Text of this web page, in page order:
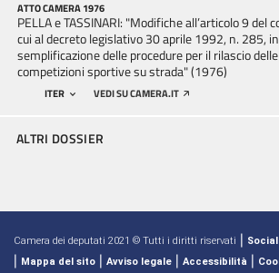
ATTO CAMERA 1976
PELLA e TASSINARI: "Modifiche all’articolo 9 del
cui al decreto legislativo 30 aprile 1992, n. 285,
semplificazione delle procedure per il rilascio
competizioni sportive su strada" (1976)
ITER VEDI SU CAMERA.IT
ALTRI DOSSIER
Camera dei deputati 2021 © Tutti i diritti riservati |
| Mappa del sito | Avviso legale | Accessibilità |